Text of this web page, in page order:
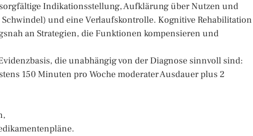
Indikationsstellung, Aufklärung über Nutzen und
und eine Verlaufskontrolle. Kognitive Rehabilitation
an Strategien, die Funktionen kompensieren und
die unabhängig von der Diagnose sinnvoll sind:
150 Minuten pro Woche moderater Ausdauer plus 2